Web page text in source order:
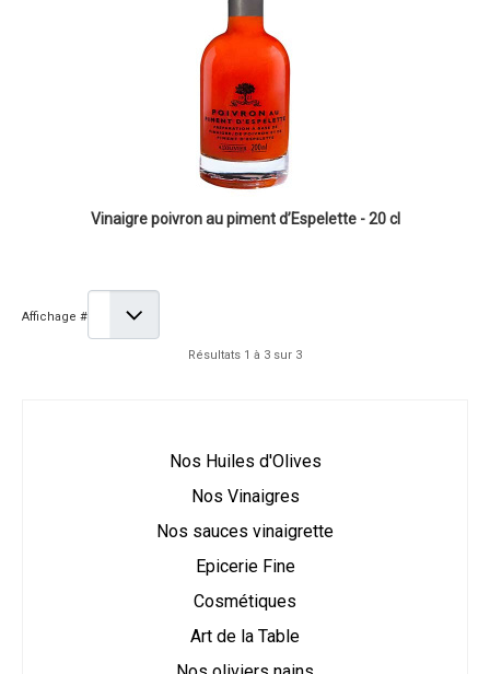
Vinaigre poivron au piment d’Espelette - 20 cl
Affichage #
Résultats 1 à 3 sur 3
Nos Huiles d'Olives
Nos Vinaigres
Nos sauces vinaigrette
Epicerie Fine
Cosmétiques
Art de la Table